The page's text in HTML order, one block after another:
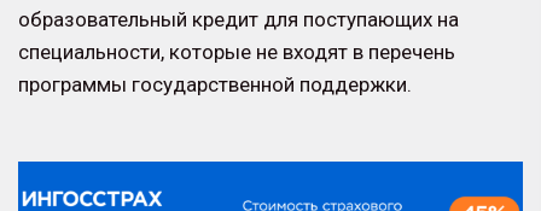
образовательный кредит для поступающих на
специальности, которые не входят в перечень
программы государственной поддержки.